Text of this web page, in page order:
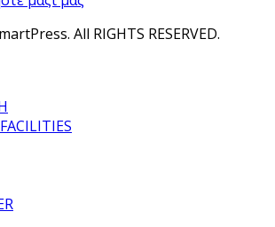
All RIGHTS RESERVED.